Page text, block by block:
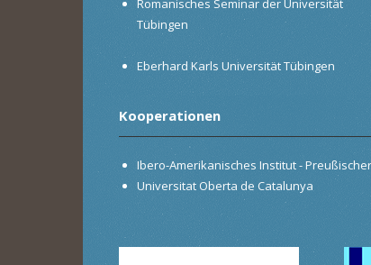
Tübingen
Eberhard Karls Universität Tübingen
Kooperationen
Ibero-Amerikanisches Institut -
Universitat Oberta de Catalunya